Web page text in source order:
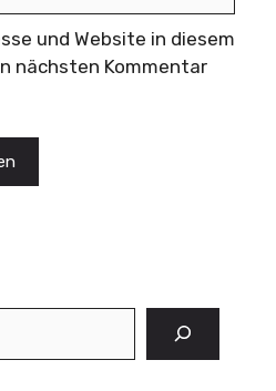
und Website in diesem
nächsten Kommentar